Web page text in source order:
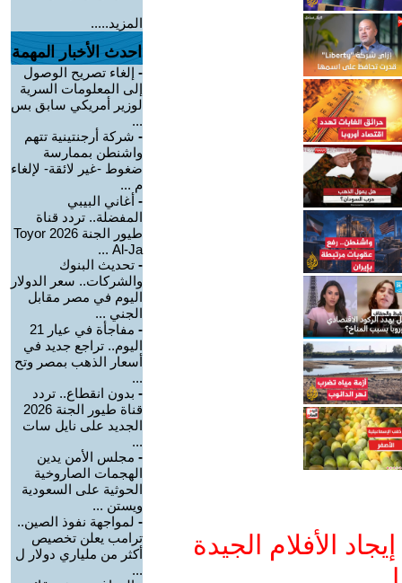
الأفلام الجيدة
المزيد.....
احدث الأخبار المهمة
- إلغاء تصريح الوصول
إلى المعلومات السرية
لوزير أمريكي سابق بس
...
- شركة أرجنتينية تتهم
واشنطن بممارسة
ضغوط -غير لائقة- لإلغاء
م ...
- أغاني البيبي
المفضلة.. تردد قناة
طيور الجنة 2026 Toyor
Al-Ja ...
- تحديث البنوك
والشركات.. سعر الدولار
اليوم في مصر مقابل
الجني ...
-
مفاجأة في عيار 21
اليوم.. تراجع جديد في
أسعار الذهب بمصر وتح
...
- بدون انقطاع.. تردد
قناة طيور الجنة 2026
الجديد على نايل سات
...
- مجلس الأمن يدين
الهجمات الصاروخية
الحوثية على السعودية
ويستن ...
- لمواجهة نفوذ الصين..
ترامب يعلن تخصيص
أكثر من ملياري دولار ل
...